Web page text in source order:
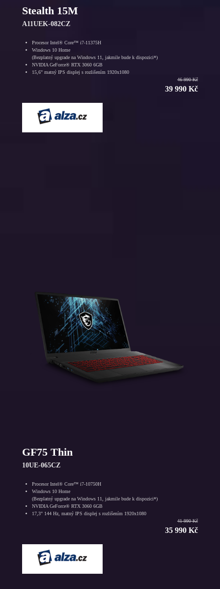
Stealth 15M
A11UEK-082CZ
Procesor Intel® Core™ i7-11375H
Windows 10 Home
(Bezplatný upgrade na Windows 11, jakmile bude k dispozici*)
NVIDIA GeForce® RTX 3060 6GB
15,6" matný IPS displej s rozlišením 1920x1080
46 990 Kč
39 990 Kč
GF75 Thin
10UE-065CZ
Procesor Intel® Core™ i7-10750H
Windows 10 Home
(Bezplatný upgrade na Windows 11, jakmile bude k dispozici*)
NVIDIA GeForce® RTX 3060 6GB
17,3" 144 Hz, matný IPS displej s rozlišením 1920x1080
41 990 Kč
35 990 Kč